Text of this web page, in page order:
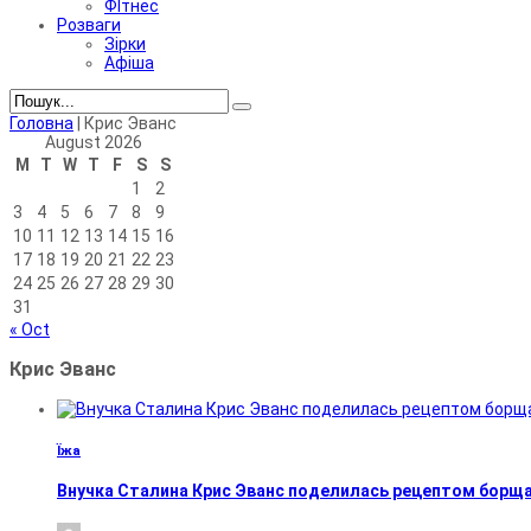
ФІтнес
Розваги
Зірки
Афіша
Головна
Крис Эванс
August 2026
M
T W T F S
S
1
2
3
4 5 6 7 8
9
10 11 12 13 14 15 16
17 18 19 20 21 22 23
24 25 26 27 28 29 30
31
« Oct
Крис Эванс
Їжа
Внучка Сталина Крис Эванс поделилась рецептом